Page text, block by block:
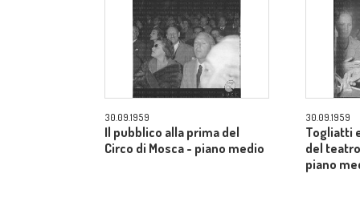
30.09.1959
Il pubblico alla prima del
Circo di Mosca - piano medio
30.09.1959
Togliatti
del
piano